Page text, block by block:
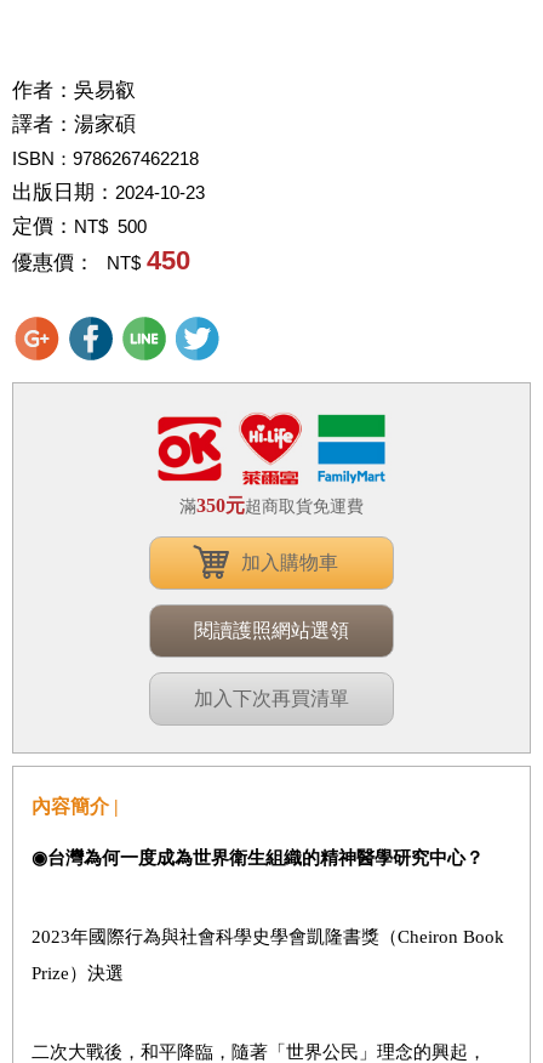
作者： 吳易叡
譯者： 湯家碩
ISBN：9786267462218
出版日期： 2024-10-23
定價： NT$ 500
優惠價： NT$ 450
滿350元超商取貨免運費
加入購物車
閱讀護照網站選領
加入下次再買清單
內容簡介 |
◉台灣為何一度成為世界衛生組織的精神醫學研究中心？
2023年國際行為與社會科學史學會凱隆書獎（Cheiron Book
Prize）決選
二次大戰後，和平降臨，隨著「世界公民」理念的興起，